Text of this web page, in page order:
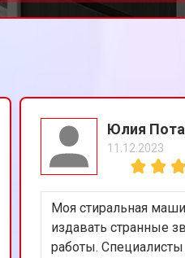
Юлия
11.12.2023
Моя стиральная
издавать странные
работы. Специалисты